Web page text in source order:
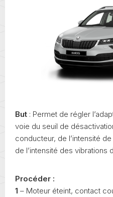
But : Permet de régler
voie du seuil de
conducteur, de l’intensité
de l’intensité des vibrations
Procéder :
1 – Moteur éteint, contact